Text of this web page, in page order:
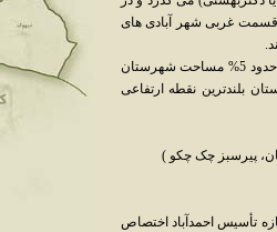
قسمت غربی شهر آبادی های
از نظر توپوگرافی، بخش عمده شهرستان با خط تراز تقریبی 1500 متر محدود می شود. تنها حدود 5% مساحت شهرستان
متر است. در محدوده شهرستان بلندترین نقطه ارتفاعی
شهر اردکان و شهر تازه تأسیس احمدآباد اختصاص